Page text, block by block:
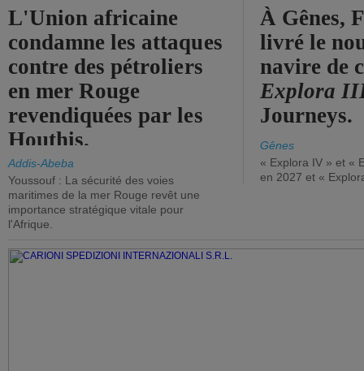
L'Union africaine
condamne les attaques
contre des pétroliers
en mer Rouge
revendiquées par les
Houthis.
Addis-Abeba
Youssouf : La sécurité des voies
maritimes de la mer Rouge revêt une
importance stratégique vitale pour
l'Afrique.
À Gênes,
livré le
navire de
Explora
Journeys.
Gênes
« Explora IV » et «
en 2027 et «